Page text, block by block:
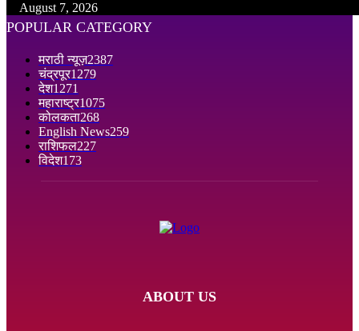
August 7, 2026
POPULAR CATEGORY
मराठी न्यूज़2387
चंद्रपूर1279
देश1271
महाराष्ट्र1075
कोलकता268
English News259
राशिफल227
विदेश173
ABOUT US